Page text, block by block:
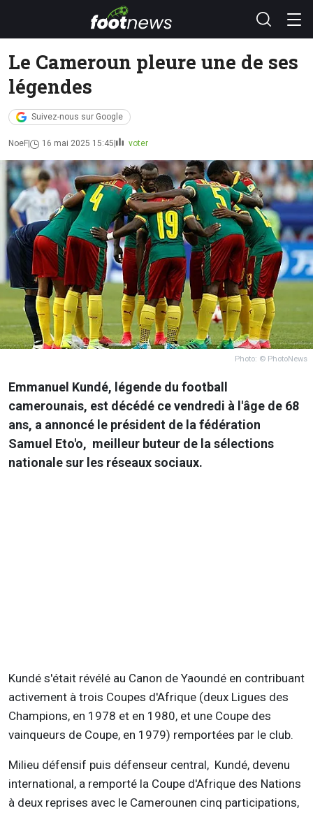
Le Cameroun pleure une de ses
légendes
Suivez-nous sur Google
NoeF 16 mai 2025 15:45 voter
Photo: © PhotoNews
Emmanuel Kundé, légende du football
camerounais, est décédé ce vendredi à l'âge de 68
ans, a annoncé le président de la fédération
Samuel Eto'o, meilleur buteur de la sélections
nationale sur les réseaux sociaux.
Kundé s'était révélé au Canon de Yaoundé en contribuant
activement à trois Coupes d'Afrique (deux Ligues des
Champions, en 1978 et en 1980, et une Coupe des
vainqueurs de Coupe, en 1979) remportées par le club.
Milieu défensif puis défenseur central, Kundé, devenu
international, a remporté la Coupe d'Afrique des Nations
à deux reprises avec le Camerounen cinq participations,